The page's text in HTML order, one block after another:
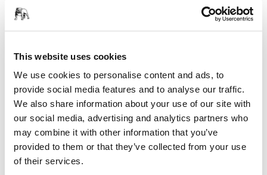
This website uses cookies
We use cookies to personalise content and ads, to
provide social media features and to analyse our traffic.
We also share information about your use of our site with
our social media, advertising and analytics partners who
may combine it with other information that you’ve
provided to them or that they’ve collected from your use
of their services.
Im Lieferumfang enthalten:
Absaugschlauch für Handschleifblöcke 4 m × Ø 20 mm
Körnungen: 1 × P80; 3 × P120; 1 × P180
Jetzt kaufen / Mehr erfahren
Weitere Produkte entdecken